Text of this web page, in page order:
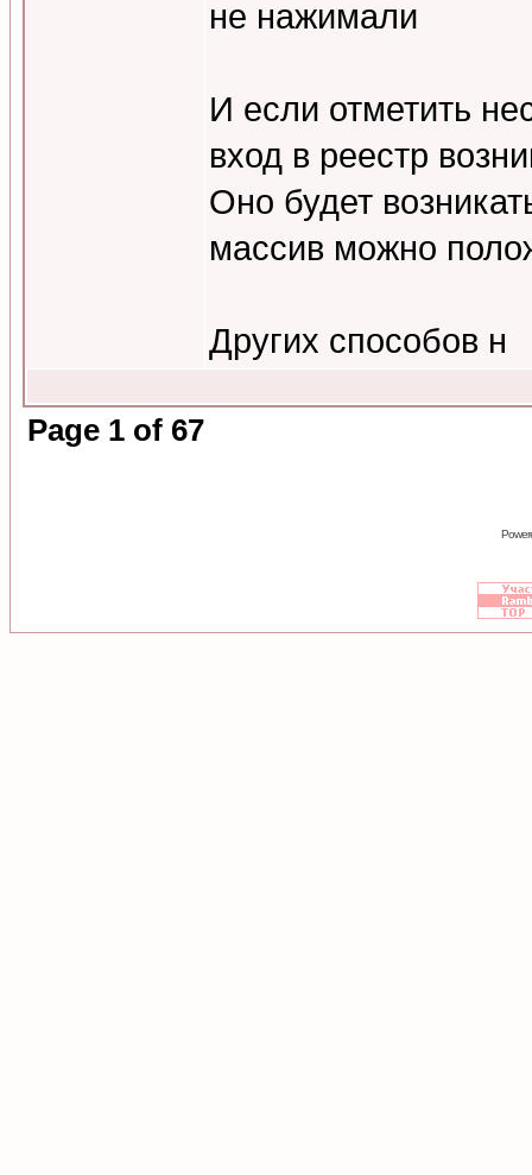
не нажимали
И если отметить
вход в реестр
Оно будет
массив можно
Других способов н
Page 1 of 67